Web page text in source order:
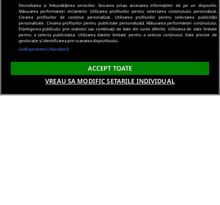
Dezvoltarea și îmbunătățirea serviciilor. Stocarea și/sau accesarea informațiilor de pe un dispozitiv.
Măsurarea performanței reclamelor. Utilizarea profilurilor pentru selectarea conținutului personalizat.
Crearea profilurilor de conținut personalizat. Utilizarea profilurilor pentru selectarea publicității
personalizate. Crearea profilurilor pentru publicitate personalizată. Măsurarea performanței conținutului.
Înțelegerea publicului prin statistici sau combinații de date din surse diferite. Utilizarea de date limitate
pentru a selecta publicitatea. Utilizarea datelor limitate pentru a selecta conținutul. Date precise de
geolocație și identificarea prin scanarea dispozitivului.
Listă parteneri (furnizori)
ACCEPT TOATE
VREAU SA MODIFIC SETARILE INDIVIDUAL